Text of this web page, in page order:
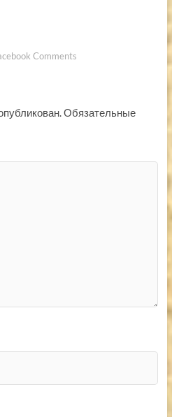
Comments
Обязательные